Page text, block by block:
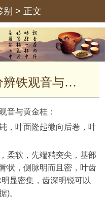
别 > 正文
简单的从外形如何分辨铁观音与黄金桂
音与黄金桂：
，叶面隆起微向后卷，叶
柔软，先端稍突尖，基部
状，侧脉明而且密，叶齿
显密集，齿深明锐可以
)。